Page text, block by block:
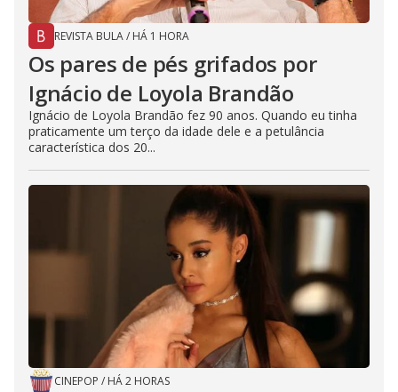
REVISTA BULA/ HÁ 1 HORA
Os pares de pés grifados por
Ignácio de Loyola Brandão
Ignácio de Loyola Brandão fez 90 anos. Quando eu tinha
praticamente um terço da idade dele e a petulância
característica dos 20...
CINEPOP / HÁ 2 HORAS